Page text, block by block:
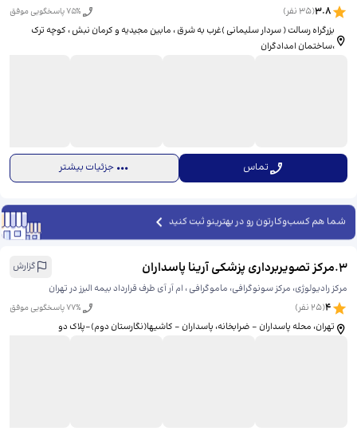
3.8
(
35نفر) 75% پاسخگویی موفق
بزرگراه رسالت ( سردار سلیمانی )غرب به شرق ، مابین مجیدیه و کرمان نبش ، کوچه ترک
،ساختمان امدادگران
تماس جزئیات بیشتر
شما هم کسب‌وکارتون رو در بهترینو ثبت کنید
3
.مرکز تصویربرداری پزشکی آرینا پاسداران
گزارش
مرکز رادیولوژی، مرکز سونوگرافی، ماموگرافی ، ام آر آی طرف قرارداد بیمه البرز در تهران
4
(
25نفر) 77% پاسخگویی موفق
تهران، محله پاسداران - ضرابخانه، پاسداران - کاشیها(نگارستان دوم)-پلاک دو